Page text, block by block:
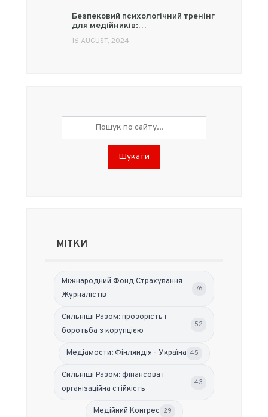
Безпековий психологічний тренінг
для медійників:…
16 AUGUST, 2024
Шукати
МІТКИ
Міжнародний Фонд Страхування
Журналістів
76
Сильніші Разом: прозорість і
боротьба з корупцією
52
Медіамости: Фінляндія - Україна 45
Сильніші Разом: фінансова і
організаційна стійкість
43
Медійний Конгрес 29